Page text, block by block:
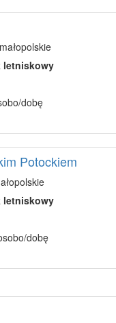
letniskowy
dobę
Potockiem
letniskowy
dobę